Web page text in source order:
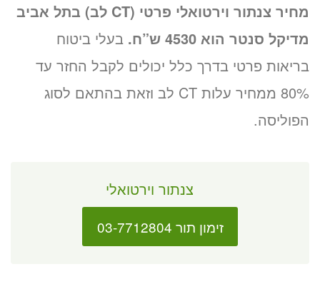
מחיר צנתור וירטואלי פרטי (CT לב) בתל אביב
מדיקל סנטר הוא 4530 ש”ח.
בעלי ביטוח
בריאות פרטי בדרך כלל יכולים לקבל החזר עד
80% ממחיר עלות CT לב וזאת בהתאם לסוג
הפוליסה.
צנתור וירטואלי
זימון תור 03-7712804